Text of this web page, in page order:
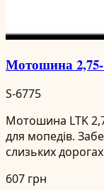
Мотошина
S-6775
Мотошина LTK
для мопедів.
слизьких
607 грн